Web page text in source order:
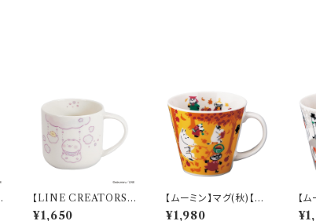
【LINE CREATORS】
マグ(ちびちびうさまる)
¥1,650
【ムーミン】マグ(秋)【M
M9600】MM9603-1
¥1,980
【